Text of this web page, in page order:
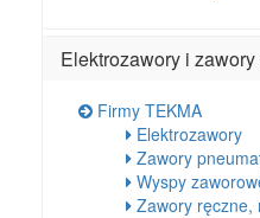
Elektrozawory i
Firmy TEKMA
Elektrozawory
Zawory
Wyspy
Zawory ręczne,